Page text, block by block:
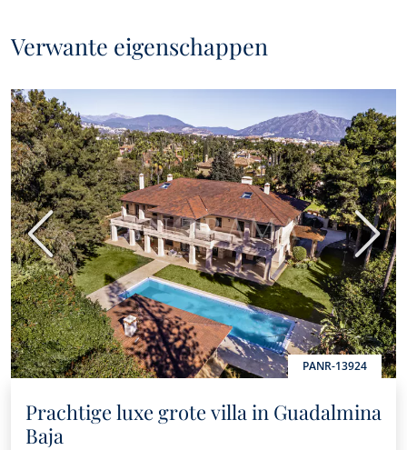
Verwante eigenschappen
PANR-13924
Vorige
Prachtige luxe grote villa in Guadalmina
Baja